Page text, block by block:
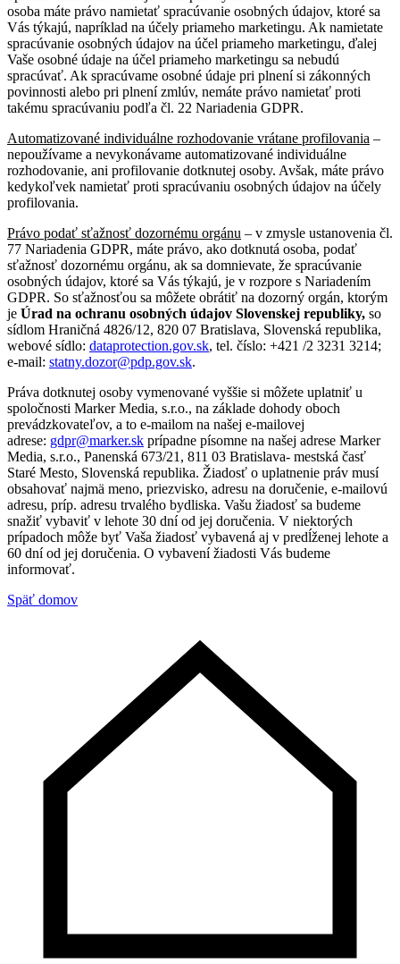
osoba máte právo namietať spracúvanie osobných údajov, ktoré sa
Vás týkajú, napríklad na účely priameho marketingu. Ak namietate
spracúvanie osobných údajov na účel priameho marketingu, ďalej
Vaše osobné údaje na účel priameho marketingu sa nebudú
spracúvať. Ak spracúvame osobné údaje pri plnení si zákonných
povinnosti alebo pri plnení zmlúv, nemáte právo namietať proti
takému spracúvaniu podľa čl. 22 Nariadenia GDPR.
Automatizované individuálne rozhodovanie vrátane profilovania –
nepoužívame a nevykonávame automatizované individuálne
rozhodovanie, ani profilovanie dotknutej osoby. Avšak, máte právo
kedykoľvek namietať proti spracúvaniu osobných údajov na účely
profilovania.
Právo podať sťažnosť dozornému orgánu – v zmysle ustanovenia čl.
77 Nariadenia GDPR, máte právo, ako dotknutá osoba, podať
sťažnosť dozornému orgánu, ak sa domnievate, že spracúvanie
osobných údajov, ktoré sa Vás týkajú, je v rozpore s Nariadením
GDPR. So sťažnosťou sa môžete obrátiť na dozorný orgán, ktorým
je Úrad na ochranu osobných údajov Slovenskej republiky, so
sídlom Hraničná 4826/12, 820 07 Bratislava, Slovenská republika,
webové sídlo: dataprotection.gov.sk, tel. číslo: +421 /2 3231 3214;
e-mail: statny.dozor@pdp.gov.sk.
Práva dotknutej osoby vymenované vyššie si môžete uplatniť u
spoločnosti Marker Media, s.r.o., na základe dohody oboch
prevádzkovateľov, a to e-mailom na našej e-mailovej
adrese: gdpr@marker.sk prípadne písomne na našej adrese Marker
Media, s.r.o., Panenská 673/21, 811 03 Bratislava- mestská časť
Staré Mesto, Slovenská republika. Žiadosť o uplatnenie práv musí
obsahovať najmä meno, priezvisko, adresu na doručenie, e-mailovú
adresu, príp. adresu trvalého bydliska. Vašu žiadosť sa budeme
snažiť vybaviť v lehote 30 dní od jej doručenia. V niektorých
prípadoch môže byť Vaša žiadosť vybavená aj v predĺženej lehote a
60 dní od jej doručenia. O vybavení žiadosti Vás budeme
informovať.
Späť domov